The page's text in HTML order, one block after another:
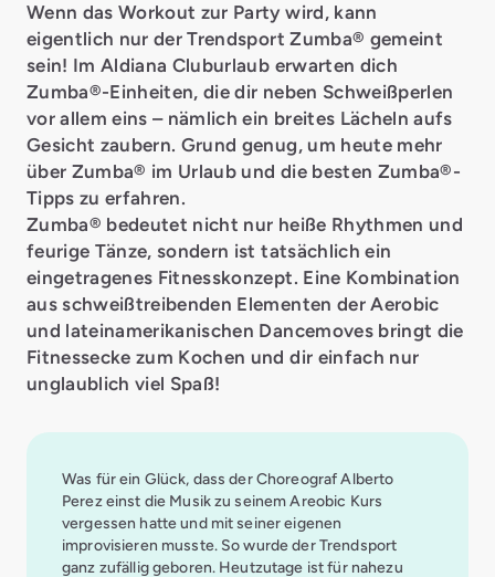
Wenn das Workout zur Party wird, kann
eigentlich nur der Trendsport Zumba® gemeint
sein! Im Aldiana Cluburlaub erwarten dich
Zumba®-Einheiten, die dir neben Schweißperlen
vor allem eins – nämlich ein breites Lächeln aufs
Gesicht zaubern. Grund genug, um heute mehr
über Zumba® im Urlaub und die besten Zumba®-
Tipps zu erfahren.
Zumba® bedeutet nicht nur heiße Rhythmen und
feurige Tänze, sondern ist tatsächlich ein
eingetragenes Fitnesskonzept. Eine Kombination
aus schweißtreibenden Elementen der Aerobic
und lateinamerikanischen Dancemoves bringt die
Fitnessecke zum Kochen und dir einfach nur
unglaublich viel Spaß!
Was für ein Glück, dass der Choreograf Alberto
Perez einst die Musik zu seinem Areobic Kurs
vergessen hatte und mit seiner eigenen
improvisieren musste. So wurde der Trendsport
ganz zufällig geboren. Heutzutage ist für nahezu